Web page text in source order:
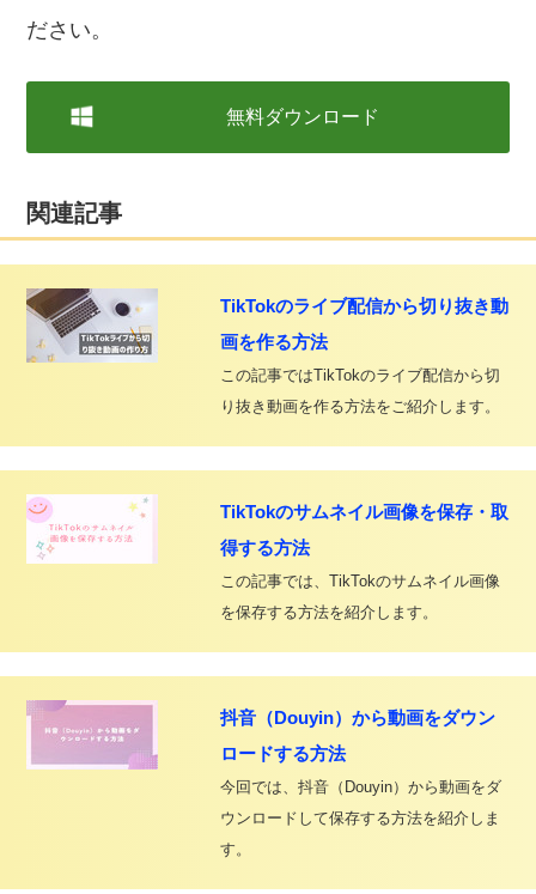
ださい。
無料ダウンロード
関連記事
TikTokのライブ配信から切り抜き動
画を作る方法
この記事ではTikTokのライブ配信から切
り抜き動画を作る方法をご紹介します。
TikTokのサムネイル画像を保存・取
得する方法
この記事では、TikTokのサムネイル画像
を保存する方法を紹介します。
抖音（Douyin）から動画をダウン
ロードする方法
今回では、抖音（Douyin）から動画をダ
ウンロードして保存する方法を紹介しま
す。